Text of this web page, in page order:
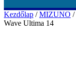
Kezdőlap /MIZUNO /
Wave Ultima 14